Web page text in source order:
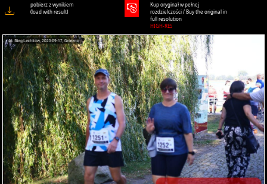
pobierz z wynikiem
(load with result)
Kup oryginał w pełnej
rozdzielczości / Buy the original in
full resolution
HIGH-RES